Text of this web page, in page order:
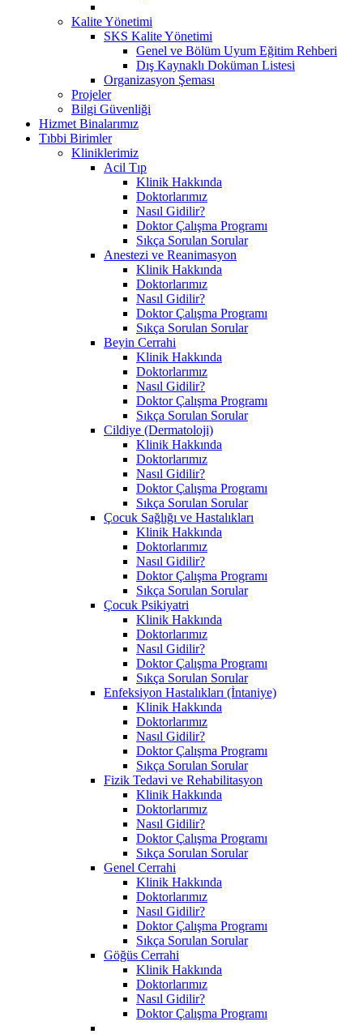
Kalite Yönetimi
SKS Kalite Yönetimi
Genel ve Bölüm Uyum Eğitim Rehberi
Dış Kaynaklı Doküman Listesi
Organizasyon Şeması
Projeler
Bilgi Güvenliği
Hizmet Binalarımız
Tıbbi Birimler
Kliniklerimiz
Acil Tıp
Klinik Hakkında
Doktorlarımız
Nasıl Gidilir?
Doktor Çalışma Programı
Sıkça Sorulan Sorular
Anestezi ve Reanimasyon
Klinik Hakkında
Doktorlarımız
Nasıl Gidilir?
Doktor Çalışma Programı
Sıkça Sorulan Sorular
Beyin Cerrahi
Klinik Hakkında
Doktorlarımız
Nasıl Gidilir?
Doktor Çalışma Programı
Sıkça Sorulan Sorular
Cildiye (Dermatoloji)
Klinik Hakkında
Doktorlarımız
Nasıl Gidilir?
Doktor Çalışma Programı
Sıkça Sorulan Sorular
Çocuk Sağlığı ve Hastalıkları
Klinik Hakkında
Doktorlarımız
Nasıl Gidilir?
Doktor Çalışma Programı
Sıkça Sorulan Sorular
Çocuk Psikiyatri
Klinik Hakkında
Doktorlarımız
Nasıl Gidilir?
Doktor Çalışma Programı
Sıkça Sorulan Sorular
Enfeksiyon Hastalıkları (İntaniye)
Klinik Hakkında
Doktorlarımız
Nasıl Gidilir?
Doktor Çalışma Programı
Sıkça Sorulan Sorular
Fizik Tedavi ve Rehabilitasyon
Klinik Hakkında
Doktorlarımız
Nasıl Gidilir?
Doktor Çalışma Programı
Sıkça Sorulan Sorular
Genel Cerrahi
Klinik Hakkında
Doktorlarımız
Nasıl Gidilir?
Doktor Çalışma Programı
Sıkça Sorulan Sorular
Göğüs Cerrahi
Klinik Hakkında
Doktorlarımız
Nasıl Gidilir?
Doktor Çalışma Programı